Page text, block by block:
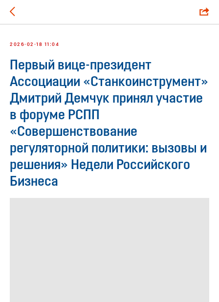
2026-02-18 11:04
Первый вице-президент
Ассоциации «Станкоинструмент»
Дмитрий Демчук принял участие
в форуме РСПП
«Совершенствование
регуляторной политики: вызовы и
решения» Недели Российского
Бизнеса